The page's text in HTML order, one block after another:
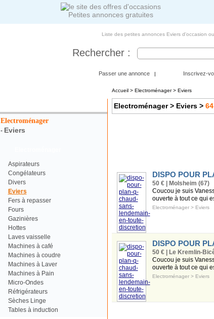
Petites annonces gratuites
Liste des petites annonces Eviers d'occasion
Rechercher :
Passer une annonce | Inscrivez-
Electroménager
- Eviers
Aspirateurs
Congélateurs
Divers
Eviers
Fers à repasser
Fours
Gazinières
Hottes
Laves vaisselle
Machines à café
Machines à coudre
Machines à Laver
Machines à Pain
Micro-Ondes
Réfrigérateurs
Sèches Linge
Tables à induction
Accueil> Electroménager> Eviers
Electroménager> Eviers> 64
DISPO POUR
50 € | Molsheim (67)
Coucou je suis
ouverte à tout ce qui
Electroménager> Eviers
DISPO POUR
50 € | Le Kremlin-
Coucou je suis
ouverte à tout ce qui
Electroménager> Eviers